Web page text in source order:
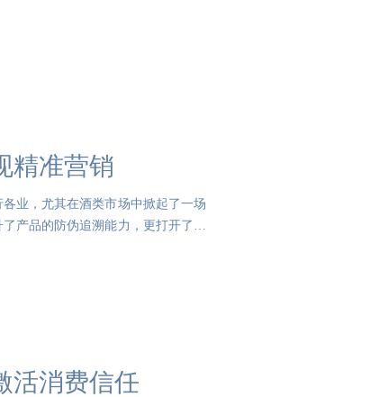
精准营销
业，尤其在酒类市场中掀起了一场
产品的防伪追溯能力，更打开了通
活消费信任